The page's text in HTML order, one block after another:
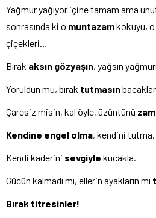
Yağmur yağıyor içine tamam ama
sonrasında ki o muntazamkokuyu, o
çiçekleri…
Bırak aksın gözyaşın, yağsın
Yoruldun mu, bırak tutmasın
Çaresiz misin, kal öyle, üzüntünü
Kendine engel olma, kendini tutma.
Kendi kaderini sevgiyle kucakla.
Gücün kalmadı mı, ellerin ayakların mı
Bırak titresinler!